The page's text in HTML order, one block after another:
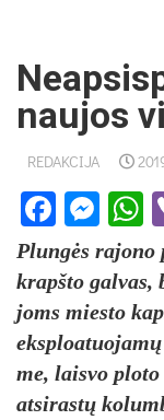
naujos
REDAKCIJA
Plun­gės ra­jo­no
krapš­to
joms mies­to
me, lais­vo
at­si­ras­tų